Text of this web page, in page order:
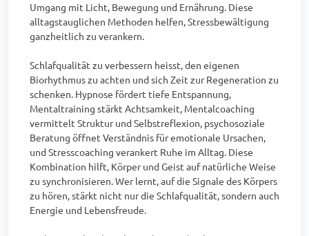
Umgang mit Licht, Bewegung und Ernährung. Diese
alltagstauglichen Methoden helfen, Stressbewältigung
ganzheitlich zu verankern.
Schlafqualität zu verbessern heisst, den eigenen
Biorhythmus zu achten und sich Zeit zur Regeneration zu
schenken. Hypnose fördert tiefe Entspannung,
Mentaltraining stärkt Achtsamkeit, Mentalcoaching
vermittelt Struktur und Selbstreflexion, psychosoziale
Beratung öffnet Verständnis für emotionale Ursachen,
und Stresscoaching verankert Ruhe im Alltag. Diese
Kombination hilft, Körper und Geist auf natürliche Weise
zu synchronisieren. Wer lernt, auf die Signale des Körpers
zu hören, stärkt nicht nur die Schlafqualität, sondern auch
Energie und Lebensfreude.